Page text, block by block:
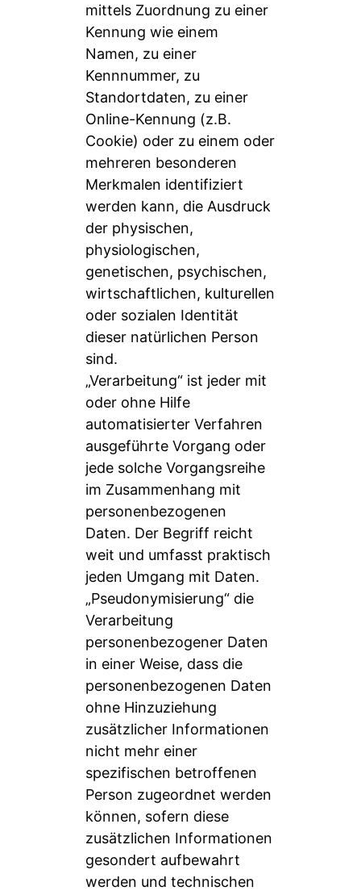
mittels Zuordnung zu einer
Kennung wie einem
Namen, zu einer
Kennnummer, zu
Standortdaten, zu einer
Online-Kennung (z.B.
Cookie) oder zu einem oder
mehreren besonderen
Merkmalen identifiziert
werden kann, die Ausdruck
der physischen,
physiologischen,
genetischen, psychischen,
wirtschaftlichen, kulturellen
oder sozialen Identität
dieser natürlichen Person
sind.
„Verarbeitung“ ist jeder mit
oder ohne Hilfe
automatisierter Verfahren
ausgeführte Vorgang oder
jede solche Vorgangsreihe
im Zusammenhang mit
personenbezogenen
Daten. Der Begriff reicht
weit und umfasst praktisch
jeden Umgang mit Daten.
„Pseudonymisierung“ die
Verarbeitung
personenbezogener Daten
in einer Weise, dass die
personenbezogenen Daten
ohne Hinzuziehung
zusätzlicher Informationen
nicht mehr einer
spezifischen betroffenen
Person zugeordnet werden
können, sofern diese
zusätzlichen Informationen
gesondert aufbewahrt
werden und technischen